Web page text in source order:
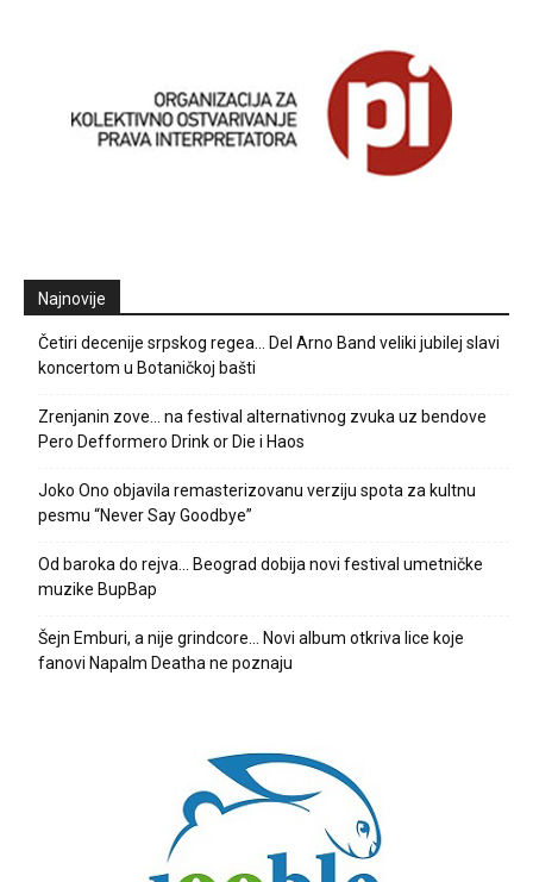
Najnovije
Četiri decenije srpskog regea… Del Arno Band veliki jubilej slavi
koncertom u Botaničkoj bašti
Zrenjanin zove… na festival alternativnog zvuka uz bendove
Pero Defformero Drink or Die i Haos
Joko Ono objavila remasterizovanu verziju spota za kultnu
pesmu “Never Say Goodbye”
Od baroka do rejva… Beograd dobija novi festival umetničke
muzike BupBap
Šejn Emburi, a nije grindcore… Novi album otkriva lice koje
fanovi Napalm Deatha ne poznaju